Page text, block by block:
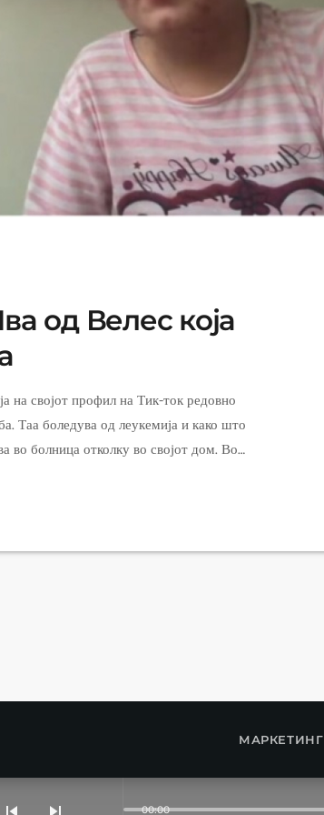
00:00
од Велес која
на својот профил на Тик-ток редовно
Таа боледува од леукемија и како што
во болница отколку во својот дом. Во
да и помогнат да го помогне лекувањето
МАРКЕТИНГ